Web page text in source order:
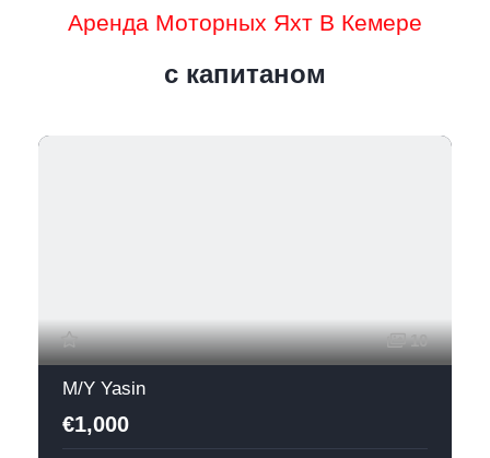
Аренда Моторных Яхт В Кемере
с капитаном
10
M/Y Yasin
€1,000